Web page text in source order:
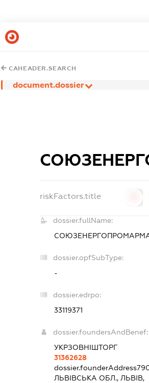
CAHEADER.SEARCH
document.dossier
riskFactors.title
dossier.fullName:
dossier.opfSubType:
-
dossier.edrpo:
33119371
dossier.foundersAndBenef:
УКРЗОВНІШТОРГ
31362628
dossier.founderAddress
ЛЬВІВСЬКА ОБЛ., ЛЬВІВ,